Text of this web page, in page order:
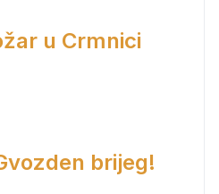
u Crmnici
brijeg!